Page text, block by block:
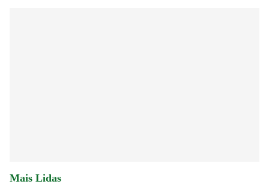
Mais Lidas